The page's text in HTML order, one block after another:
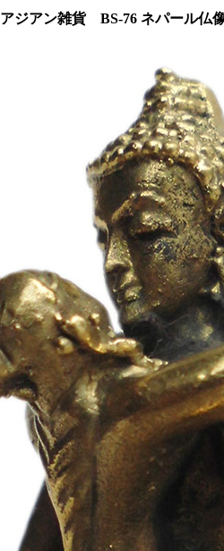
アジアン雑貨 BS-76 ネパール仏